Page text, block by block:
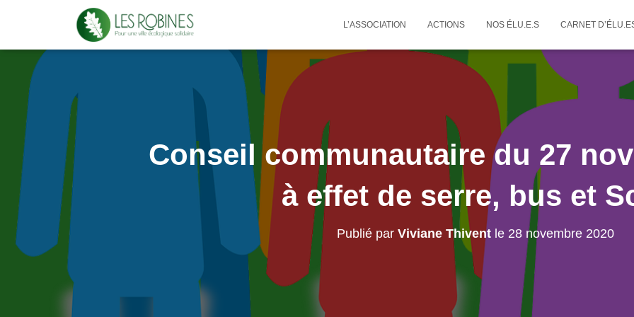
L’ASSOCIATION ACTIONS NOS ÉLU.E.S CARNET
Conseil communautaire du 27
à effet de serre, bus et
Publié par Viviane Thivent le 28 novembre 2020